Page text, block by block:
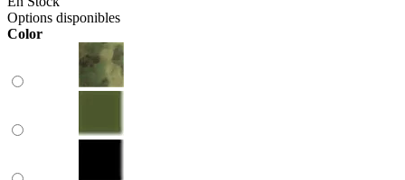
Options disponibles
Color